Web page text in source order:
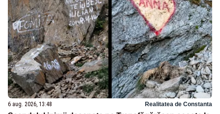
6 aug. 2026, 13:48 Realitatea de Constanta